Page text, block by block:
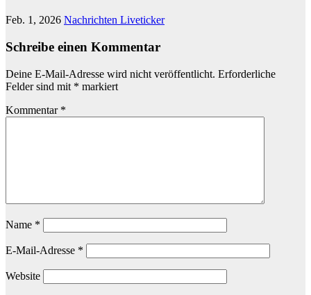
Feb. 1, 2026 Nachrichten Liveticker
Schreibe einen Kommentar
Deine E-Mail-Adresse wird nicht veröffentlicht. Erforderliche
Felder sind mit * markiert
Kommentar *
Name *
E-Mail-Adresse *
Website